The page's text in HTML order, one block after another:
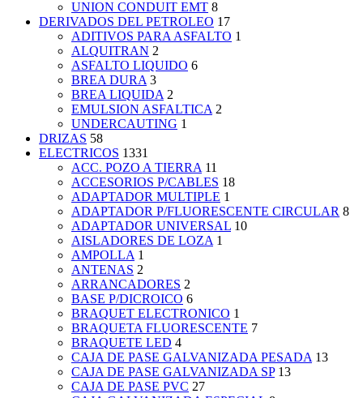
UNION CONDUIT EMT 8
DERIVADOS DEL PETROLEO 17
ADITIVOS PARA ASFALTO 1
ALQUITRAN 2
ASFALTO LIQUIDO 6
BREA DURA 3
BREA LIQUIDA 2
EMULSION ASFALTICA 2
UNDERCAUTING 1
DRIZAS 58
ELECTRICOS 1331
ACC. POZO A TIERRA 11
ACCESORIOS P/CABLES 18
ADAPTADOR MULTIPLE 1
ADAPTADOR P/FLUORESCENTE CIRCULAR 8
ADAPTADOR UNIVERSAL 10
AISLADORES DE LOZA 1
AMPOLLA 1
ANTENAS 2
ARRANCADORES 2
BASE P/DICROICO 6
BRAQUET ELECTRONICO 1
BRAQUETA FLUORESCENTE 7
BRAQUETE LED 4
CAJA DE PASE GALVANIZADA PESADA 13
CAJA DE PASE GALVANIZADA SP 13
CAJA DE PASE PVC 27